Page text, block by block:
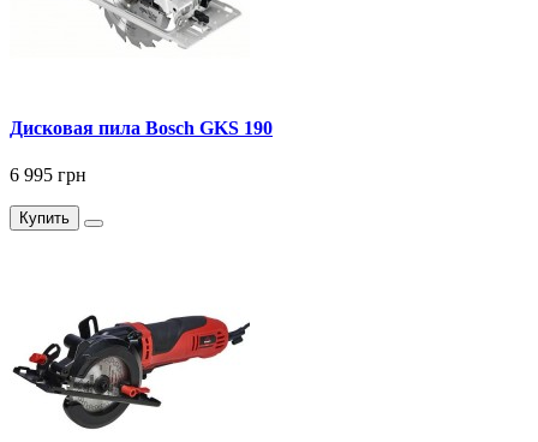
Дисковая пила Bosch GKS 190
6 995 грн
Купить